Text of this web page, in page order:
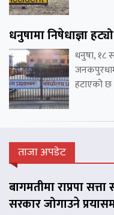
धनुषामा निषेधाज्ञा हट्यो
धनुषा, १८
हटाएको छ
ताजा अपडेट
बागमतीमा राप्रपा
सरकार जोगाउने